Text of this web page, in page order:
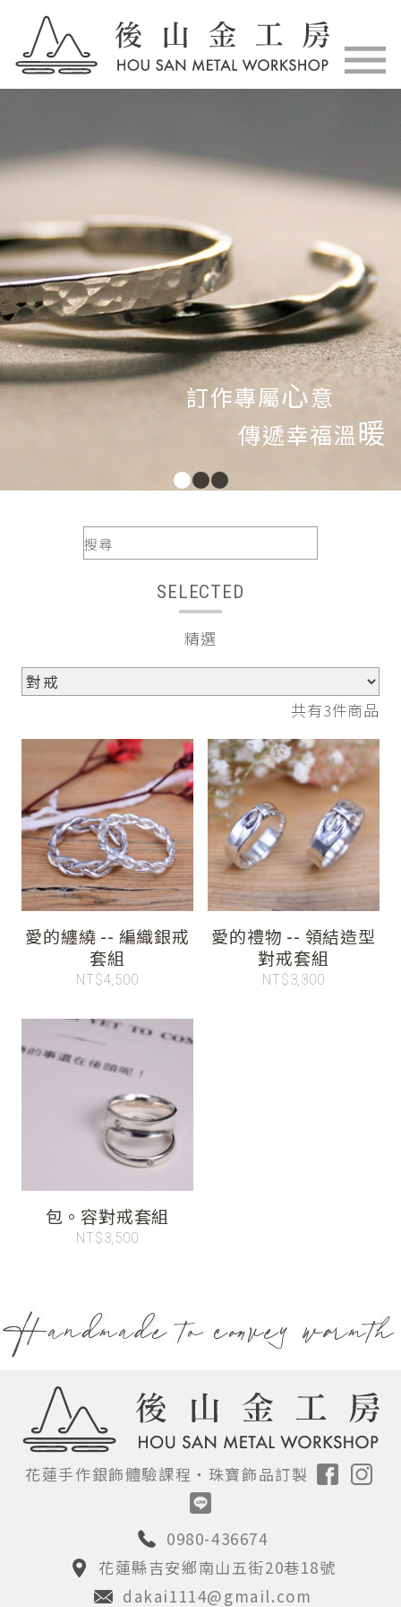
訂作專屬心意
傳遞幸福溫 暖
●●●
SELECTED
精選
共有3件商品
愛的纏繞 -- 編織銀戒
套組
NT$4,500
愛的禮物 -- 領結造型
對戒套組
NT$3,300
包。容對戒套組
NT$3,500
花蓮手作銀飾體驗課程‧ 珠寶飾品訂製
0980-436674
花蓮縣吉安鄉南山五街20巷18號
dakai1114@gmail.com